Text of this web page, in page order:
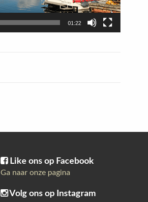
01:22
Like ons op Facebook
Ga naar onze pagina
Volg ons op Instagram